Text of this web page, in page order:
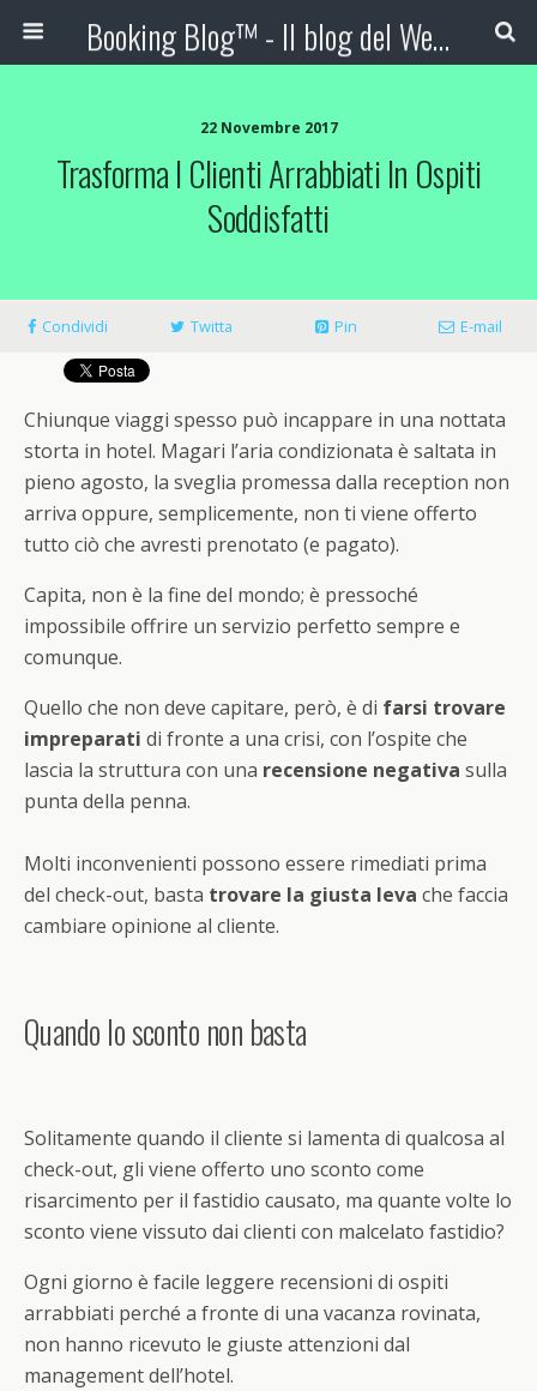
Booking Blog™ - Il blog del Web Marketing Turistico
22 Novembre 2017
Trasforma I Clienti Arrabbiati In Ospiti
Soddisfatti
Condividi Twitta Pin E-mail
Chiunque viaggi spesso può incappare in una nottata
storta in hotel. Magari l’aria condizionata è saltata in
pieno agosto, la sveglia promessa dalla reception non
arriva oppure, semplicemente, non ti viene offerto
tutto ciò che avresti prenotato (e pagato).
Capita, non è la fine del mondo; è pressoché
impossibile offrire un servizio perfetto sempre e
comunque.
Quello che non deve capitare, però, è di farsi trovare
impreparati di fronte a una crisi, con l’ospite che
lascia la struttura con una recensione negativa sulla
punta della penna.
Molti inconvenienti possono essere rimediati prima
del check-out, basta trovare la giusta leva che faccia
cambiare opinione al cliente.
Quando lo sconto non basta
Solitamente quando il cliente si lamenta di qualcosa al
check-out, gli viene offerto uno sconto come
risarcimento per il fastidio causato, ma quante volte lo
sconto viene vissuto dai clienti con malcelato fastidio?
Ogni giorno è facile leggere recensioni di ospiti
arrabbiati perché a fronte di una vacanza rovinata,
non hanno ricevuto le giuste attenzioni dal
management dell’hotel.